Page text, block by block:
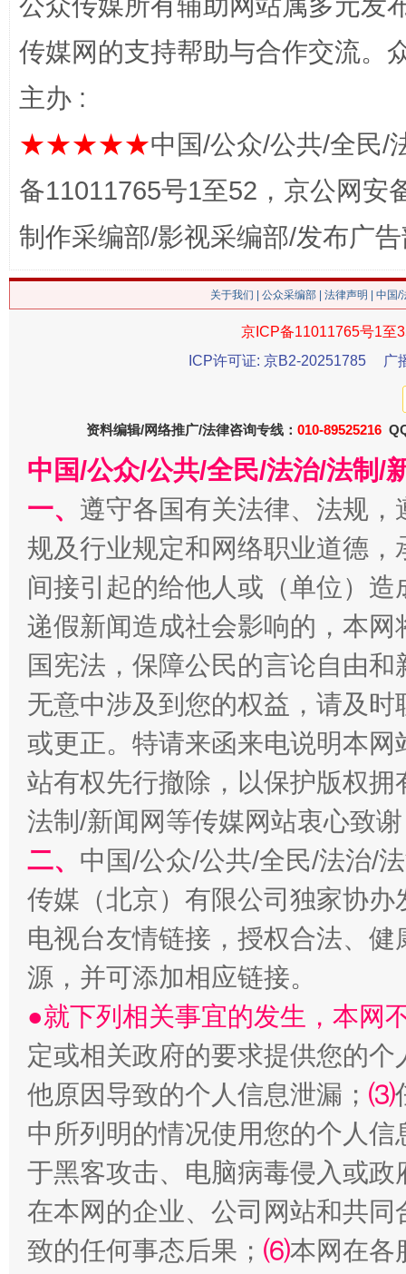
这是一记警钟！ 谢
习近平的博鳌关键词
魏明亮
“刷贴”乱象丛生
生
揭批美国五大"原罪" "炒
传媒网的支持帮助与合作交流。
主办 :
★★★★★中国/公众/公共/全民/
备11011765号1至52，京公网安
制作采编部/影视采编部/发布广
关于我们 公众采编部 法律声明 | 中国
京ICP备11011765号1至
ICP许可证: 京B2-20251785
广
资料编辑/网络推广/法律咨询专线： 010-89525216
中国/公众/公共/全民/法治/法制/
一、 遵守各国有关法律、法规
规及行业规定和网络职业道德
间接引起的给他人或（单位）
递假新闻造成社会影响的，本
国宪法，保障公民的言论自由
无意中涉及到您的权益，请及
或更正。特请来函来电说明本
站有权先行撤除，以保护版权
法制/新闻网等传媒网站衷心致
二、 中国/公众/公共/全民/法治/
传媒（北京）有限公司独家协
电视台友情链接，授权合法、
源，并可添加相应链接。
●就下列相关事宜的发生，本网
定或相关政府的要求提供您的个
他原因导致的个人信息泄漏； ⑶
中所列明的情况使用您的个人
于黑客攻击、电脑病毒侵入或
在本网的企业、公司网站和共
致的任何事态后果； ⑹本网在各